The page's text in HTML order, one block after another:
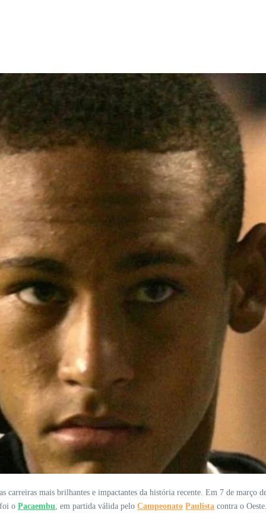
carreiras mais brilhantes e impactantes da história recente. Em 7 de março
o Pacaembu, em partida válida pelo Campeonato Paulista contra o Oeste.